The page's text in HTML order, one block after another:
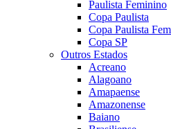
Paulista Feminino
Copa Paulista
Copa Paulista
Copa SP
Outros Estados
Acreano
Alagoano
Amapaense
Amazonense
Baiano